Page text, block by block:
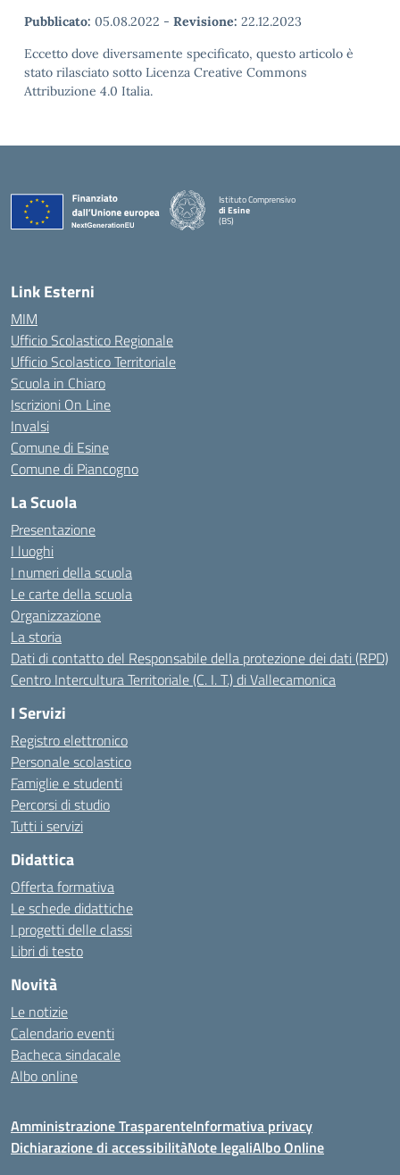
Pubblicato: 05.08.2022 - Revisione: 22.12.2023
Eccetto dove diversamente specificato, questo articolo è
stato rilasciato sotto Licenza Creative Commons
Attribuzione 4.0 Italia.
Istituto Comprensivo
di Esine
(BS)
Link Esterni
MIM
Ufficio Scolastico Regionale
Ufficio Scolastico Territoriale
Scuola in Chiaro
Iscrizioni On Line
Invalsi
Comune di Esine
Comune di Piancogno
La Scuola
Presentazione
I luoghi
I numeri della scuola
Le carte della scuola
Organizzazione
La storia
Dati di contatto del Responsabile della protezione dei dati (RPD)
Centro Intercultura Territoriale (C. I. T.) di Vallecamonica
I Servizi
Registro elettronico
Personale scolastico
Famiglie e studenti
Percorsi di studio
Tutti i servizi
Didattica
Offerta formativa
Le schede didattiche
I progetti delle classi
Libri di testo
Novità
Le notizie
Calendario eventi
Bacheca sindacale
Albo online
Amministrazione TrasparenteInformativa privacy
Dichiarazione di accessibilitàNote legaliAlbo Online